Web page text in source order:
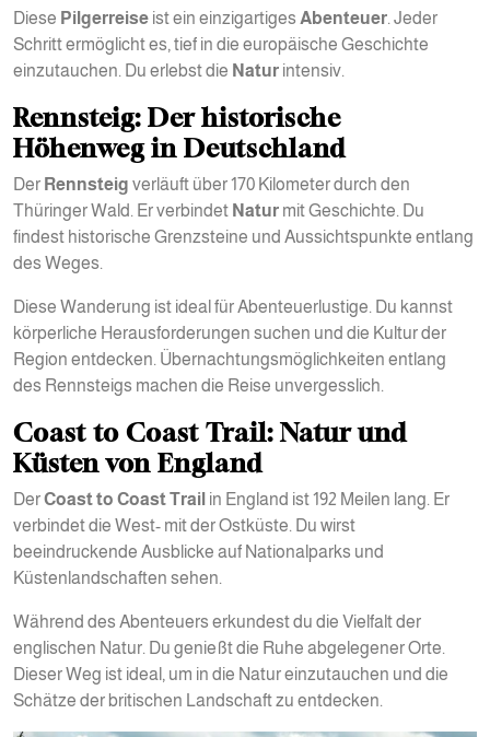
Diese Pilgerreise ist ein einzigartiges Abenteuer. Jeder
Schritt ermöglicht es, tief in die europäische Geschichte
einzutauchen. Du erlebst die Natur intensiv.
Rennsteig: Der historische
Höhenweg in Deutschland
Der Rennsteig verläuft über 170 Kilometer durch den
Thüringer Wald. Er verbindet Natur mit Geschichte. Du
findest historische Grenzsteine und Aussichtspunkte entlang
des Weges.
Diese Wanderung ist ideal für Abenteuerlustige. Du kannst
körperliche Herausforderungen suchen und die Kultur der
Region entdecken. Übernachtungsmöglichkeiten entlang
des Rennsteigs machen die Reise unvergesslich.
Coast to Coast Trail: Natur und
Küsten von England
DerCoast to Coast Trail in England ist 192 Meilen lang. Er
verbindet die West- mit der Ostküste. Du wirst
beeindruckende Ausblicke auf Nationalparks und
Küstenlandschaften sehen.
Während des Abenteuers erkundest du die Vielfalt der
englischen Natur. Du genießt die Ruhe abgelegener Orte.
Dieser Weg ist ideal, um in die Natur einzutauchen und die
Schätze der britischen Landschaft zu entdecken.